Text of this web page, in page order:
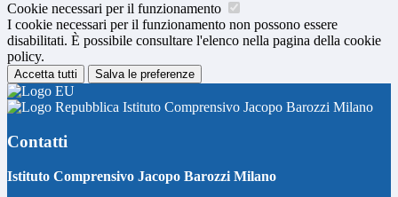
Cookie necessari per il funzionamento
I cookie necessari per il funzionamento non possono essere
disabilitati. È possibile consultare l'elenco nella pagina della cookie
policy.
Accetta tutti Salva le preferenze
Istituto Comprensivo Jacopo Barozzi Milano
Contatti
Istituto Comprensivo Jacopo Barozzi Milano